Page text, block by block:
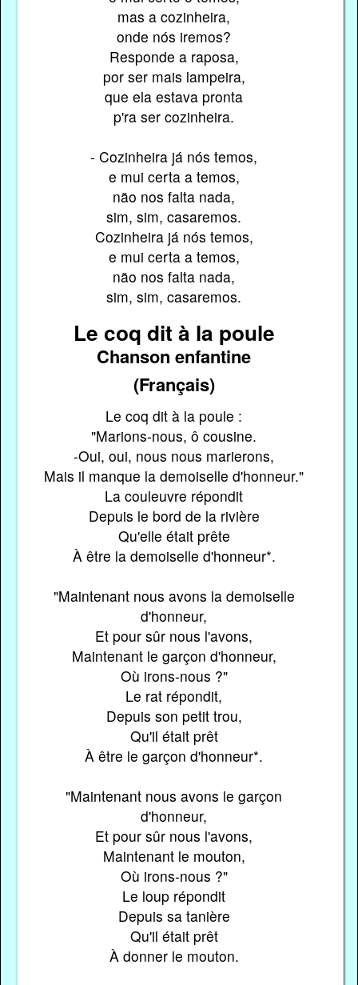
mas a cozinheira,
onde nós iremos?
Responde a raposa,
por ser mais lampeira,
que ela estava pronta
p'ra ser cozinheira.
- Cozinheira já nós temos,
e mui certa a temos,
não nos falta nada,
sim, sim, casaremos.
Cozinheira já nós temos,
e mui certa a temos,
não nos falta nada,
sim, sim, casaremos.
Le coq dit à la poule
Chanson enfantine
(Français)
Le coq dit à la poule :
"Marions-nous, ô cousine.
-Oui, oui, nous nous marierons,
Mais il manque la demoiselle d'honneur."
La couleuvre répondit
Depuis le bord de la rivière
Qu'elle était prête
À être la demoiselle d'honneur*.
"Maintenant nous avons la demoiselle
d'honneur,
Et pour sûr nous l'avons,
Maintenant le garçon d'honneur,
Où irons-nous ?"
Le rat répondit,
Depuis son petit trou,
Qu'il était prêt
À être le garçon d'honneur*.
"Maintenant nous avons le garçon
d'honneur,
Et pour sûr nous l'avons,
Maintenant le mouton,
Où irons-nous ?"
Le loup répondit
Depuis sa tanière
Qu'il était prêt
À donner le mouton.